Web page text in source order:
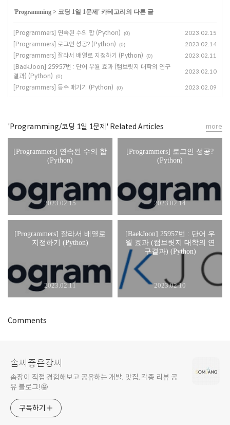
'Programming > 코딩 1일 1문제 ' 카테고리의 다른 글
[Programmers] 연속된 수의 합 (Python) (0) 2023.02.15
[Programmers] 로그인 성공? (Python) (0) 2023.02.14
[Programmers] 잘라서 배열로 지정하기 (Python) (0) 2023.02.11
[BaekJoon] 25957번 : 단어 우월 효과 (캠브릿지 대학의 연구
결과) (Python)
(0)
2023.02.10
[Programmers] 등수 매기기 (Python) (0) 2023.02.09
'Programming/코딩 1일 1문제' Related Articles
[Programmers] 연속된 수의 합
(Python)
2023.02.15
[Programmers] 로그인 성공?
(Python)
2023.02.14
[Programmers] 잘라서 배열로
지정하기 (Python)
2023.02.11
[BaekJoon] 25957번 : 단어 우
월 효과 (캠브릿지 대학의 연
구결과) (Python)
2023.02.10
more
Comments
솜씨좋은장씨
솜장이 직접 경험해보고 공유하는 개발, 맛집, 각종 리뷰 공
유 블로그!🤩
구독하기